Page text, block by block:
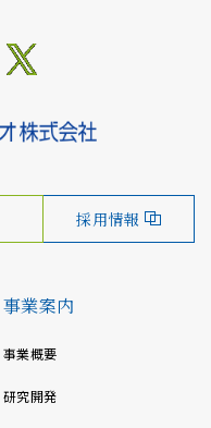
採用情報
事業案内
事業概要
研究開発